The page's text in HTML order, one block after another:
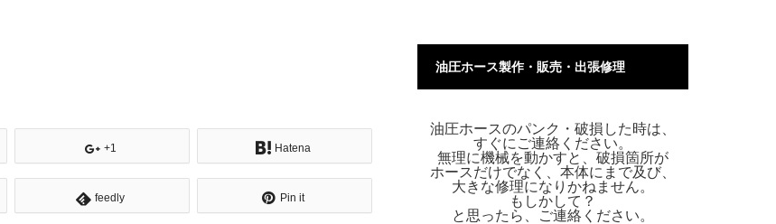
+1 Hatena
feedly Pin it
油圧ホース製作・販売・出張修理
油圧ホースのパンク・破損した時は、
すぐにご連絡ください。
無理に機械を動かすと、破損箇所が
ホースだけでなく、本体にまで及び、
大きな修理になりかねません。
もしかして？
と思ったら、ご連絡ください。